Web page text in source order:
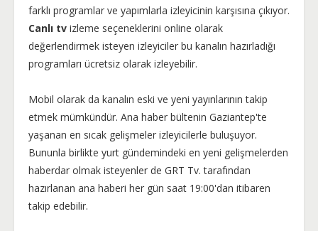
farklı programlar ve yapımlarla izleyicinin karşısına çıkıyor.
Canlı tv izleme seçeneklerini online olarak
değerlendirmek isteyen izleyiciler bu kanalın hazırladığı
programları ücretsiz olarak izleyebilir.
Mobil olarak da kanalın eski ve yeni yayınlarının takip
etmek mümkündür. Ana haber bültenin Gaziantep'te
yaşanan en sıcak gelişmeler izleyicilerle buluşuyor.
Bununla birlikte yurt gündemindeki en yeni gelişmelerden
haberdar olmak isteyenler de GRT Tv. tarafından
hazırlanan ana haberi her gün saat 19:00'dan itibaren
takip edebilir.